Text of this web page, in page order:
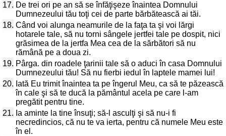
17. De trei ori pe an să se înfăţişeze înaintea Domnului
Dumnezeului tău toţi cei de parte bărbătească ai tăi.
18. Când voi alunga neamurile de la faţa ta şi voi lărgi
hotarele tale, să nu torni sângele jertfei tale pe dospit, nici
grăsimea de la jertfa Mea cea de la sărbători să nu
rămână pe a doua zi.
19. Pârga. din roadele ţarinii tale să o aduci în casa Domnului
Dumnezeului tău! Să nu fierbi iedul în laptele mamei lui!
20. Iată Eu trimit înaintea ta pe îngerul Meu, ca să te păzească
în cale şi să te ducă la pământul acela pe care l-am
pregătit pentru tine.
21. Ia aminte la tine însuţi; să-l asculţi şi să nu-i fi
necredincios, că nu te va ierta, pentru că numele Meu este
în el.